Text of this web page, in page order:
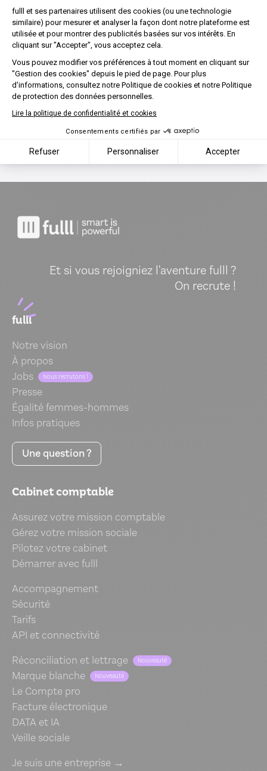
Plateforme de Gestion du
fulll et ses partenaires utilisent des cookies (ou une technologie
similaire) pour mesurer et analyser la façon dont notre plateforme est
utilisée et pour montrer des publicités basées sur vos intérêts. En
cliquant sur "Accepter", vous acceptez cela.
Vous pouvez modifier vos préférences à tout moment en cliquant sur
"Gestion des cookies" depuis le pied de page. Pour plus
d'informations, consultez notre Politique de cookies et notre Politique
de protection des données personnelles.
Lire la politique de confidentialité et cookies
Consentements certifiés par
Refuser Personnaliser Accepter
Axeptio consent
Et si vous rejoigniez l'aventure fulll ?
On recrute !
fulll
Notre vision
À propos
Jobs
Nous recrutons !
Presse
Égalité femmes-hommes
Infos pratiques
Une question ?
Cabinet comptable
Assurez votre mission comptable
Gérez votre mission sociale
Pilotez votre cabinet
Démarrer avec fulll
Accompagnement
Sécurité
Tarifs
API et connectivité
Réconciliation et lettrage
Nouveauté
Marque blanche Nouveauté
Le Compte pro
Facture électronique
DATA et IA
Veille sociale
Je suis une entreprise →